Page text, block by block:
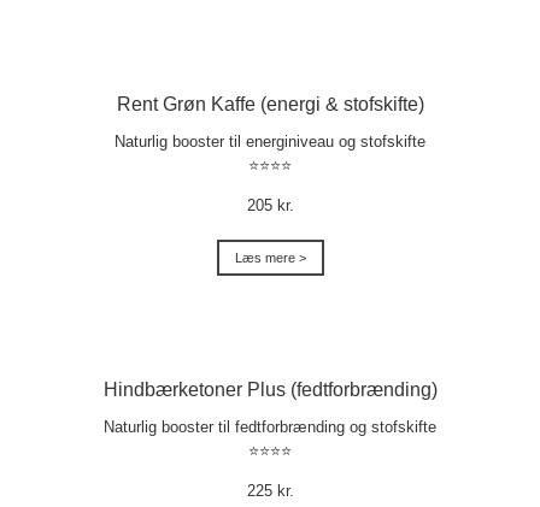
Rent Grøn Kaffe (energi & stofskifte)
Naturlig booster til energiniveau og stofskifte
⭐⭐⭐⭐
205 kr.
Læs mere >
Hindbærketoner Plus (fedtforbrænding)
Naturlig booster til fedtforbrænding og stofskifte
⭐⭐⭐⭐
225 kr.